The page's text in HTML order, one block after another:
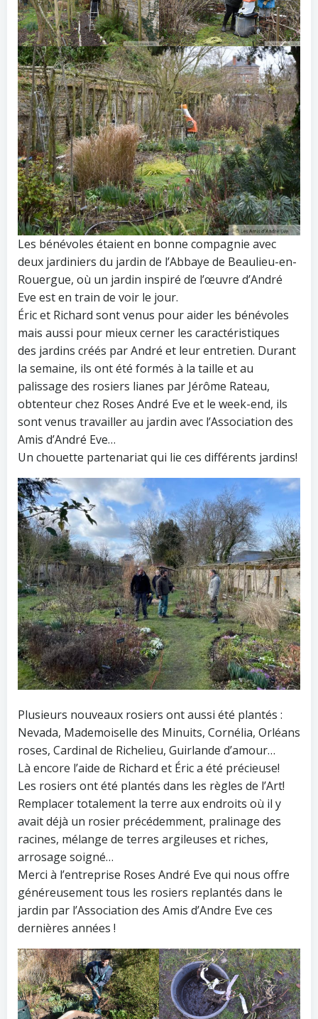
Les bénévoles étaient en bonne compagnie avec
deux jardiniers du jardin de l’Abbaye de Beaulieu-en-
Rouergue, où un jardin inspiré de l’œuvre d’André
Eve est en train de voir le jour.
Éric et Richard sont venus pour aider les bénévoles
mais aussi pour mieux cerner les caractéristiques
des jardins créés par André et leur entretien. Durant
la semaine, ils ont été formés à la taille et au
palissage des rosiers lianes par Jérôme Rateau,
obtenteur chez Roses André Eve et le week-end, ils
sont venus travailler au jardin avec l’Association des
Amis d’André Eve…
Un chouette partenariat qui lie ces différents jardins!
Plusieurs nouveaux rosiers ont aussi été plantés :
Nevada, Mademoiselle des Minuits, Cornélia, Orléans
roses, Cardinal de Richelieu, Guirlande d’amour…
Là encore l’aide de Richard et Éric a été précieuse!
Les rosiers ont été plantés dans les règles de l’Art!
Remplacer totalement la terre aux endroits où il y
avait déjà un rosier précédemment, pralinage des
racines, mélange de terres argileuses et riches,
arrosage soigné…
Merci à l’entreprise Roses André Eve qui nous offre
généreusement tous les rosiers replantés dans le
jardin par l’Association des Amis d’Andre Eve ces
dernières années !